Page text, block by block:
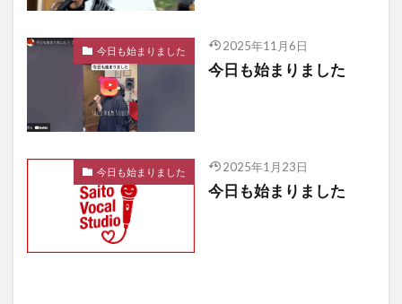
今日も始まりました 2025年11月6日
今日も始まりました
今日も始まりました 2025年1月23日
今日も始まりました